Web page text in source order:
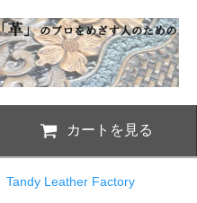
カートを見る
Tandy Leather Factory